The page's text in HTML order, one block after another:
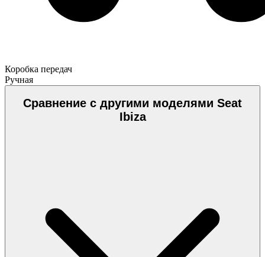
Коробка передач
Ручная
Сравнение с другими моделями Seat
Ibiza